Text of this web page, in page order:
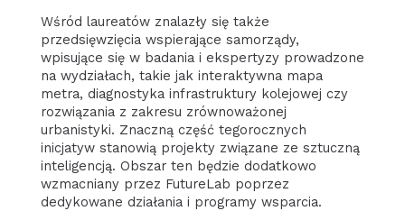
Wśród laureatów znalazły się także
przedsięwzięcia wspierające samorządy,
wpisujące się w badania i ekspertyzy prowadzone
na wydziałach, takie jak interaktywna mapa
metra, diagnostyka infrastruktury kolejowej czy
rozwiązania z zakresu zrównoważonej
urbanistyki. Znaczną część tegorocznych
inicjatyw stanowią projekty związane ze sztuczną
inteligencją. Obszar ten będzie dodatkowo
wzmacniany przez FutureLab poprzez
dedykowane działania i programy wsparcia.